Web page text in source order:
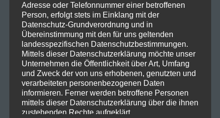
E-Mail-Adresse*
Website
Adresse oder Telefonnummer einer betroffenen
Person, erfolgt stets im Einklang mit der
Datenschutz-Grundverordnung und in
Übereinstimmung mit den für uns geltenden
landesspezifischen Datenschutzbestimmungen.
Mittels dieser Datenschutzerklärung möchte unser
Unternehmen die Öffentlichkeit über Art, Umfang
und Zweck der von uns erhobenen, genutzten und
verarbeiteten personenbezogenen Daten
informieren. Ferner werden betroffene Personen
mittels dieser Datenschutzerklärung über die ihnen
zustehenden Rechte aufgeklärt.